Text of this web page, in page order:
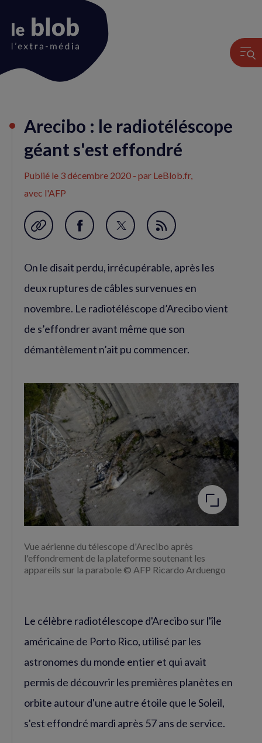
du
Arecibo : le radiotéléscope
géant s'est effondré
Publié le 3 décembre 2020 - par LeBlob.fr,
avec l'AFP
Garder en favori
Partager
Facebook
(nouvelle
fenêtre)
Partager
Twitter
(nouvelle
fenêtre)
Flux
On le disait perdu, irrécupérable, après les
deux ruptures de câbles survenues en
novembre. Le radiotéléscope d’Arecibo vient
de s’effondrer avant même que son
démantèlement n’ait pu commencer.
Agrandir
l'image
Vue aérienne du télescope d'Arecibo après
l'effondrement de la plateforme soutenant les
appareils sur la parabole © AFP Ricardo Arduengo
Le célèbre radiotélescope d'Arecibo sur l'île
américaine de Porto Rico, utilisé par les
astronomes du monde entier et qui avait
permis de découvrir les premières planètes en
orbite autour d'une autre étoile que le Soleil,
s'est effondré mardi après 57 ans de service.